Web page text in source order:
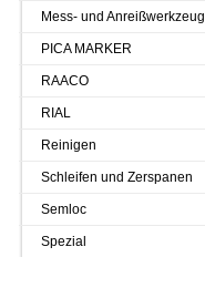
Mess- und Anreißwerkzeug
PICA MARKER
RAACO
RIAL
Reinigen
Schleifen und Zerspanen
Semloc
Spezial